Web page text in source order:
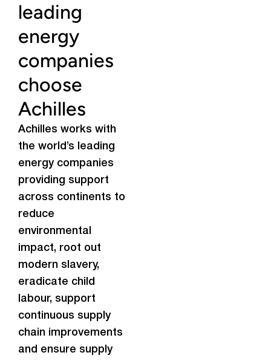
leading
energy
companies
choose
Achilles
Achilles works with
the world’s leading
energy companies
providing support
across continents to
reduce
environmental
impact, root out
modern slavery,
eradicate child
labour, support
continuous supply
chain improvements
and ensure supply